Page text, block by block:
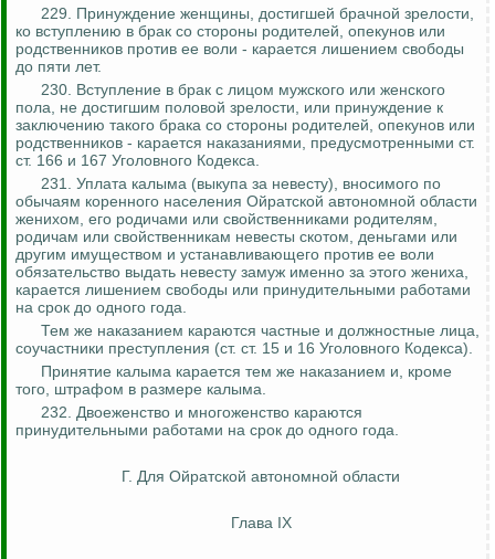
229. Принуждение женщины, достигшей брачной зрелости,
ко вступлению в брак со стороны родителей, опекунов или
родственников против ее воли - карается лишением свободы
до пяти лет.
230. Вступление в брак с лицом мужского или женского
пола, не достигшим половой зрелости, или принуждение к
заключению такого брака со стороны родителей, опекунов или
родственников - карается наказаниями, предусмотренными ст.
ст. 166 и 167 Уголовного Кодекса.
231. Уплата калыма (выкупа за невесту), вносимого по
обычаям коренного населения Ойратской автономной области
женихом, его родичами или свойственниками родителям,
родичам или свойственникам невесты скотом, деньгами или
другим имуществом и устанавливающего против ее воли
обязательство выдать невесту замуж именно за этого жениха,
карается лишением свободы или принудительными работами
на срок до одного года.
Тем же наказанием караются частные и должностные лица,
соучастники преступления (ст. ст. 15 и 16 Уголовного Кодекса).
Принятие калыма карается тем же наказанием и, кроме
того, штрафом в размере калыма.
232. Двоеженство и многоженство караются
принудительными работами на срок до одного года.
Г. Для Ойратской автономной области
Глава IX